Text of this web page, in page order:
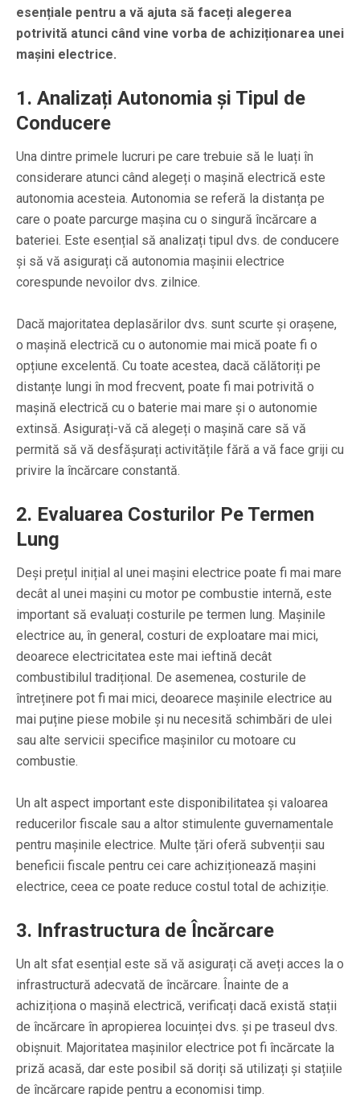
esențiale pentru a vă ajuta să faceți alegerea
potrivită atunci când vine vorba de achiziționarea unei
mașini electrice.
1. Analizați Autonomia și Tipul de
Conducere
Una dintre primele lucruri pe care trebuie să le luați în
considerare atunci când alegeți o mașină electrică este
autonomia acesteia. Autonomia se referă la distanța pe
care o poate parcurge mașina cu o singură încărcare a
bateriei. Este esențial să analizați tipul dvs. de conducere
și să vă asigurați că autonomia mașinii electrice
corespunde nevoilor dvs. zilnice.
Dacă majoritatea deplasărilor dvs. sunt scurte și orașene,
o mașină electrică cu o autonomie mai mică poate fi o
opțiune excelentă. Cu toate acestea, dacă călătoriți pe
distanțe lungi în mod frecvent, poate fi mai potrivită o
mașină electrică cu o baterie mai mare și o autonomie
extinsă. Asigurați-vă că alegeți o mașină care să vă
permită să vă desfășurați activitățile fără a vă face griji cu
privire la încărcare constantă.
2. Evaluarea Costurilor Pe Termen
Lung
Deși prețul inițial al unei mașini electrice poate fi mai mare
decât al unei mașini cu motor pe combustie internă, este
important să evaluați costurile pe termen lung. Mașinile
electrice au, în general, costuri de exploatare mai mici,
deoarece electricitatea este mai ieftină decât
combustibilul tradițional. De asemenea, costurile de
întreținere pot fi mai mici, deoarece mașinile electrice au
mai puține piese mobile și nu necesită schimbări de ulei
sau alte servicii specifice mașinilor cu motoare cu
combustie.
Un alt aspect important este disponibilitatea și valoarea
reducerilor fiscale sau a altor stimulente guvernamentale
pentru mașinile electrice. Multe țări oferă subvenții sau
beneficii fiscale pentru cei care achiziționează mașini
electrice, ceea ce poate reduce costul total de achiziție.
3. Infrastructura de Încărcare
Un alt sfat esențial este să vă asigurați că aveți acces la o
infrastructură adecvată de încărcare. Înainte de a
achiziționa o mașină electrică, verificați dacă există stații
de încărcare în apropierea locuinței dvs. și pe traseul dvs.
obișnuit. Majoritatea mașinilor electrice pot fi încărcate la
priză acasă, dar este posibil să doriți să utilizați și stațiile
de încărcare rapide pentru a economisi timp.